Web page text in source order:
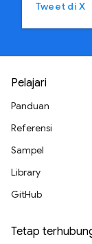
Tweet di X
Pelajari
Panduan
Referensi
Sampel
Library
GitHub
Tetap